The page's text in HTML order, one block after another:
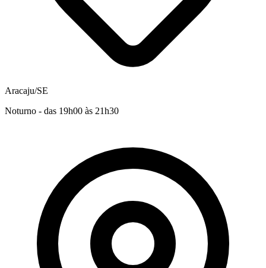
Aracaju/SE
Noturno - das 19h00 às 21h30